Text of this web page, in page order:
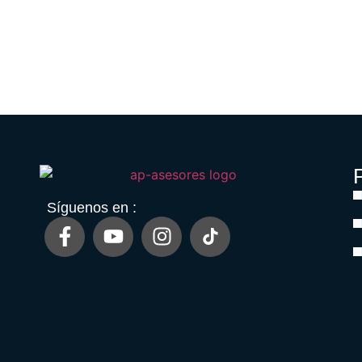
Síguenos en :